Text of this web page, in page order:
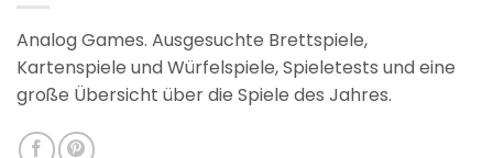
Analog Games. Ausgesuchte Brettspiele,
Kartenspiele und Würfelspiele, Spieletests und eine
große Übersicht über die Spiele des Jahres.